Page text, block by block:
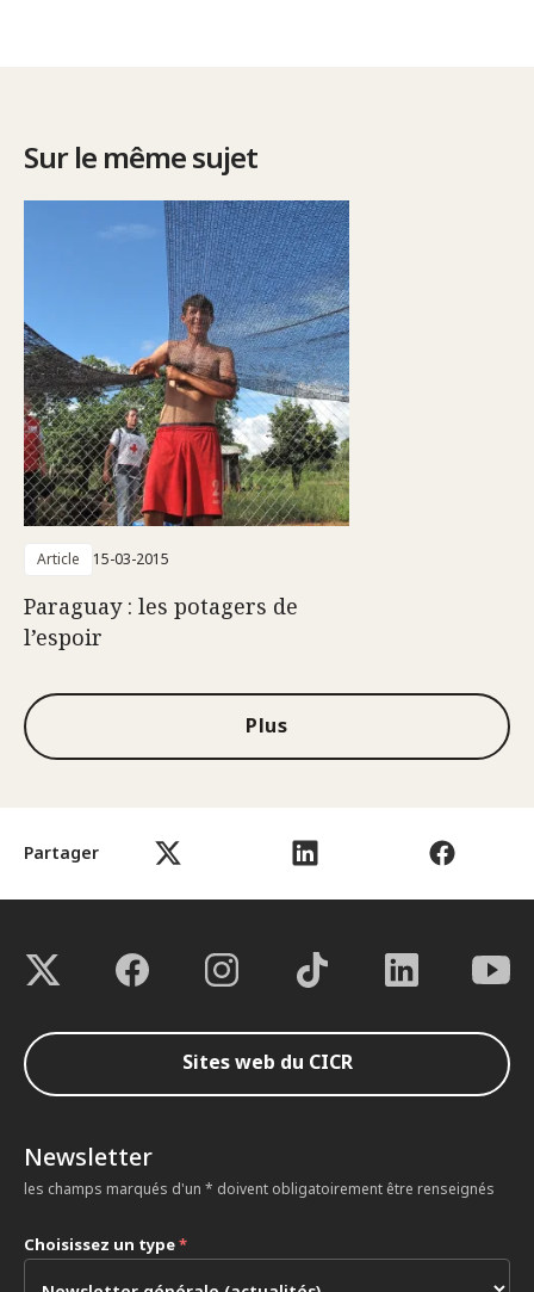
Partager
Sur le même sujet
Article 15-03-2015
Paraguay : les potagers de
l’espoir
Plus
Sites web du CICR
Newsletter
les champs marqués d'un * doivent obligatoirement être renseignés
Choisissez un type*